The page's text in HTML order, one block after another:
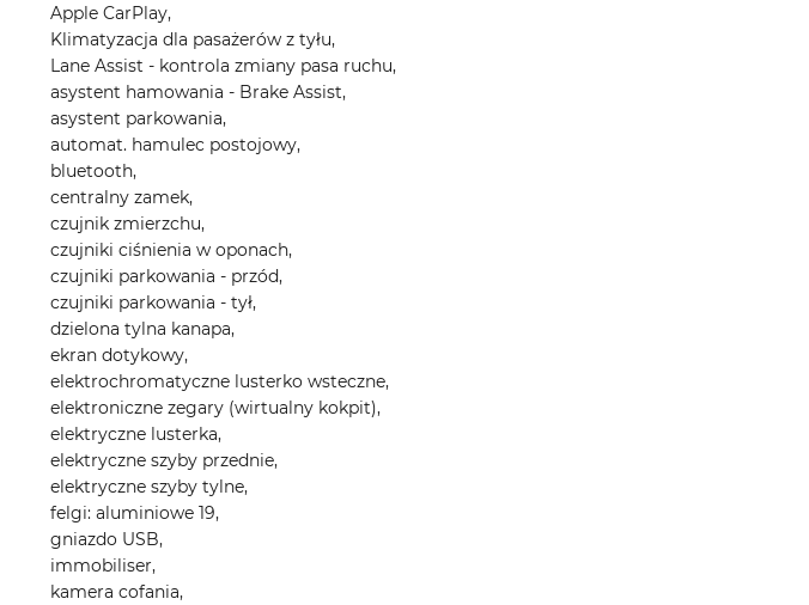
Apple CarPlay,
Klimatyzacja dla pasażerów z tyłu,
Lane Assist - kontrola zmiany pasa ruchu,
asystent hamowania - Brake Assist,
asystent parkowania,
automat. hamulec postojowy,
bluetooth,
centralny zamek,
czujnik zmierzchu,
czujniki ciśnienia w oponach,
czujniki parkowania - przód,
czujniki parkowania - tył,
dzielona tylna kanapa,
ekran dotykowy,
elektrochromatyczne lusterko wsteczne,
elektroniczne zegary (wirtualny kokpit),
elektryczne lusterka,
elektryczne szyby przednie,
elektryczne szyby tylne,
felgi: aluminiowe 19,
gniazdo USB,
immobiliser,
kamera cofania,